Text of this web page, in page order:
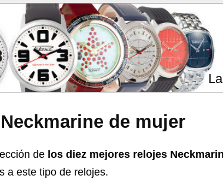
de mujer
de los diez mejores relojes
a este tipo de relojes.